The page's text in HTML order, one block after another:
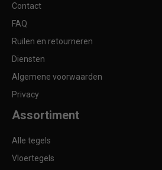
Contact
FAQ
Ruilen en retourneren
Diensten
Algemene voorwaarden
Privacy
Assortiment
Alle tegels
Vloertegels